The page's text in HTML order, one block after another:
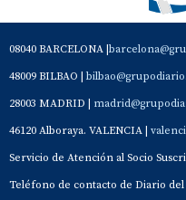
08040 BARCELONA |
48009 BILBAO |
28003 MADRID |
46120 Alboraya. VALENCIA |
Servicio de Atención al Socio
Teléfono de contacto de Diario del